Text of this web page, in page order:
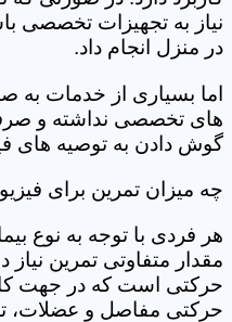
نیاز به تجهیزات تخصصی
در منزل انجام داد.
اما بسیاری از خدمات به
های تخصصی نداشته و
گوش دادن به توصیه های
چه میزان تمرین برای
هر فردی با توجه به نوع
مقدار متفاوتی تمرین نیاز
حرکتی است که در جهت
حرکتی مفاصل و عضلات،